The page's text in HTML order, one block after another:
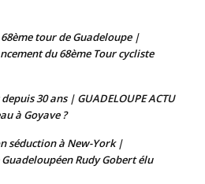
tour de Guadeloupe |
du 68ème Tour cycliste
30 ans | GUADELOUPE ACTU
à Goyave ?
séduction à New-York |
Guadeloupéen Rudy Gobert élu